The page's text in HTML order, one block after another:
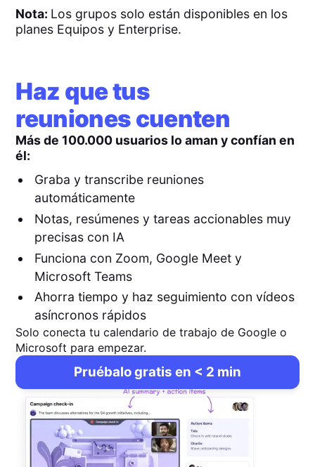
Nota: Los grupos solo están disponibles en los
planes Equipos y Enterprise.
Haz que tus
reuniones cuenten
Más de 100.000 usuarios lo aman y confían en
él:
Graba y transcribe reuniones
automáticamente
Notas, resúmenes y tareas accionables muy
precisas con IA
Funciona con Zoom, Google Meet y
Microsoft Teams
Ahorra tiempo y haz seguimiento con vídeos
asíncronos rápidos
Solo conecta tu calendario de trabajo de Google o
Microsoft para empezar.
Pruébalo gratis en < 2 min